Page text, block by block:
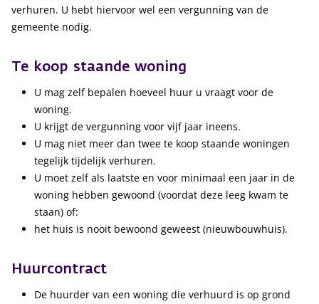
verhuren. U hebt hiervoor wel een vergunning van de
gemeente nodig.
Te koop staande woning
U mag zelf bepalen hoeveel huur u vraagt voor de
woning.
U krijgt de vergunning voor vijf jaar ineens.
U mag niet meer dan twee te koop staande woningen
tegelijk tijdelijk verhuren.
U moet zelf als laatste en voor minimaal een jaar in de
woning hebben gewoond (voordat deze leeg kwam te
staan) of:
het huis is nooit bewoond geweest (nieuwbouwhuis).
Huurcontract
De huurder van een woning die verhuurd is op grond